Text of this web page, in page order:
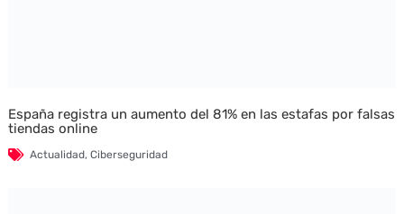
España registra un aumento del 81% en las estafas por falsas
tiendas online
Actualidad, Ciberseguridad